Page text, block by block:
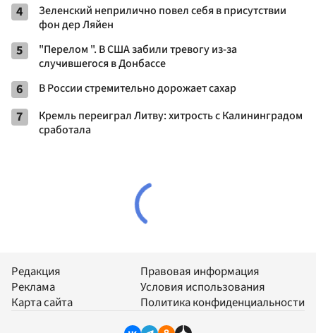
4
Зеленский неприлично повел cебя в присутствии
фон дер Ляйен
5
"Перелом ". В США забили тревогу из-за
случившегося в Донбассе
6 В России стремительно дорожает сахар
7
Кремль переиграл Литву: хитрость с Калининградом
сработала
Редакция
Реклама
Карта сайта
Правовая информация
Условия использования
Политика конфиденциальности